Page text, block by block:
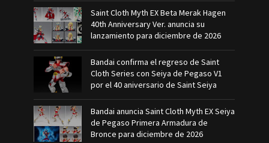
Saint Cloth Myth EX Beta Merak Hagen
40th Anniversary Ver. anuncia su
lanzamiento para diciembre de 2026
Bandai confirma el regreso de Saint
Cloth Series con Seiya de Pegaso V1
por el 40 aniversario de Saint Seiya
Bandai anuncia Saint Cloth Myth EX Seiya
de Pegaso Primera Armadura de
Bronce para diciembre de 2026